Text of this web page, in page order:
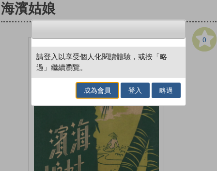
海濱姑娘
0
請登入以享受個人化閱讀體驗，或按「略
過」繼續瀏覽。
成為會員 登入 略過